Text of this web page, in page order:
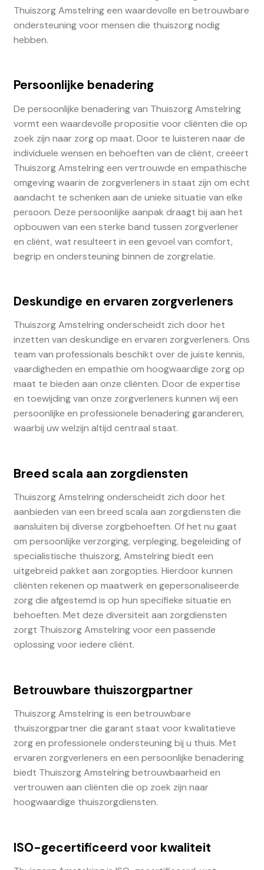
Thuiszorg Amstelring een waardevolle en betrouwbare
ondersteuning voor mensen die thuiszorg nodig
hebben.
Persoonlijke benadering
De persoonlijke benadering van Thuiszorg Amstelring
vormt een waardevolle propositie voor cliënten die op
zoek zijn naar zorg op maat. Door te luisteren naar de
individuele wensen en behoeften van de cliënt, creëert
Thuiszorg Amstelring een vertrouwde en empathische
omgeving waarin de zorgverleners in staat zijn om echt
aandacht te schenken aan de unieke situatie van elke
persoon. Deze persoonlijke aanpak draagt bij aan het
opbouwen van een sterke band tussen zorgverlener
en cliënt, wat resulteert in een gevoel van comfort,
begrip en ondersteuning binnen de zorgrelatie.
Deskundige en ervaren zorgverleners
Thuiszorg Amstelring onderscheidt zich door het
inzetten van deskundige en ervaren zorgverleners. Ons
team van professionals beschikt over de juiste kennis,
vaardigheden en empathie om hoogwaardige zorg op
maat te bieden aan onze cliënten. Door de expertise
en toewijding van onze zorgverleners kunnen wij een
persoonlijke en professionele benadering garanderen,
waarbij uw welzijn altijd centraal staat.
Breed scala aan zorgdiensten
Thuiszorg Amstelring onderscheidt zich door het
aanbieden van een breed scala aan zorgdiensten die
aansluiten bij diverse zorgbehoeften. Of het nu gaat
om persoonlijke verzorging, verpleging, begeleiding of
specialistische thuiszorg, Amstelring biedt een
uitgebreid pakket aan zorgopties. Hierdoor kunnen
cliënten rekenen op maatwerk en gepersonaliseerde
zorg die afgestemd is op hun specifieke situatie en
behoeften. Met deze diversiteit aan zorgdiensten
zorgt Thuiszorg Amstelring voor een passende
oplossing voor iedere cliënt.
Betrouwbare thuiszorgpartner
Thuiszorg Amstelring is een betrouwbare
thuiszorgpartner die garant staat voor kwalitatieve
zorg en professionele ondersteuning bij u thuis. Met
ervaren zorgverleners en een persoonlijke benadering
biedt Thuiszorg Amstelring betrouwbaarheid en
vertrouwen aan cliënten die op zoek zijn naar
hoogwaardige thuiszorgdiensten.
ISO-gecertificeerd voor kwaliteit